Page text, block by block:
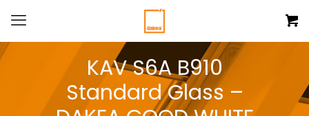
KAV S6A B910
Standard Glass –